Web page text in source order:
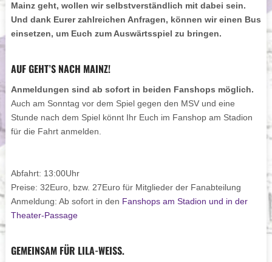
Mainz geht, wollen wir selbstverständlich mit dabei sein.
Und dank Eurer zahlreichen Anfragen, können wir einen Bus
einsetzen, um Euch zum Auswärtsspiel zu bringen.
AUF GEHT’S NACH MAINZ!
Anmeldungen sind ab sofort in beiden Fanshops möglich.
Auch am Sonntag vor dem Spiel gegen den MSV und eine
Stunde nach dem Spiel könnt Ihr Euch im Fanshop am Stadion
für die Fahrt anmelden.
Abfahrt: 13:00Uhr
Preise: 32Euro, bzw. 27Euro für Mitglieder der Fanabteilung
Anmeldung: Ab sofort in den Fanshops am Stadion und in der
Theater-Passage
GEMEINSAM FÜR LILA-WEISS.